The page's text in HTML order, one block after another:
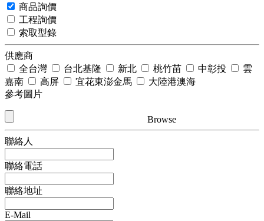
商品詢價
工程詢價
索取型錄
供應商
全台灣
台北基隆 新北 桃竹苗 中彰投
雲
嘉南
高屏 宜花東澎金馬
大陸港澳海
參考圖片
Browse
聯絡人
聯絡電話
聯絡地址
E-Mail